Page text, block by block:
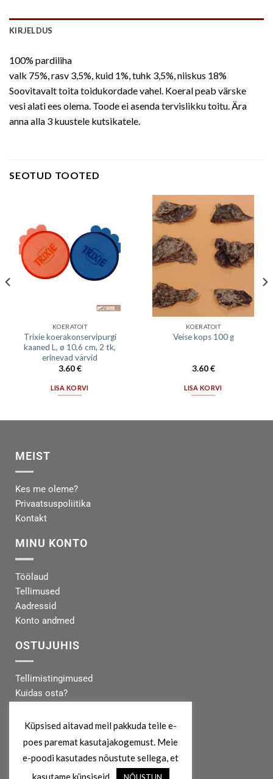
KIRJELDUS
100% pardiliha
valk 75%, rasv 3,5%, kuid 1%, tuhk 3,5%, niiskus 18%
Soovitavalt toita toidukordade vahel. Koeral peab värske
vesi alati ees olema. Toode ei asenda tervislikku toitu. Ära
anna alla 3 kuustele kutsikatele.
SEOTUD TOOTED
KOERATOIT
Trixie koerakonservipurgi
kaaned L, ø 10,6 cm, 2 tk,
erinevad värvid
3.60€
LISA KORVI
KOERATOIT
Veise kops 100 g
3.60€
LISA KORVI
MEIST
Kes me oleme?
Privaatsuspoliitika
Kontakt
MINU KONTO
Töölaud
Tellimused
Aadressid
Konto andmed
OSTUJUHIS
Tellimistingimused
Kuidas osta?
Tarneinfo
MEIST
Küpsised aitavad meil pakkuda teile e-
poes paremat kasutajakogemust. Meie
e-poodi kasutades nõustute sellega, et
kasutame küpsiseid.
NÕUSTUN